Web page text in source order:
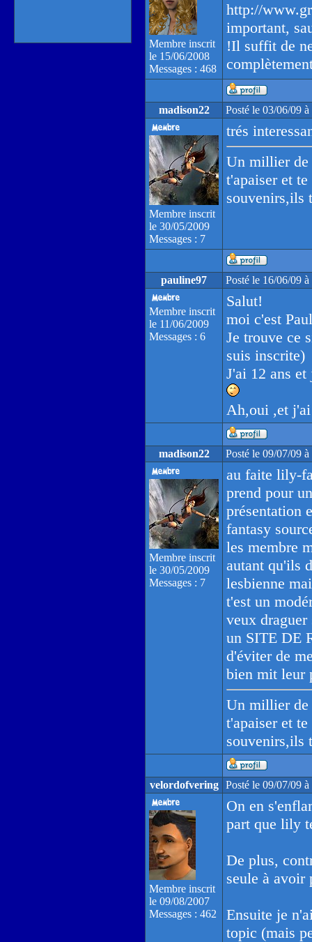
Membre inscrit
le 15/06/2008
Messages : 468
http://
important,
!Il suffit de
madison22 Posté le 03/06/09
Membre inscrit
le 30/05/2009
Messages : 7
trés
Un millier de
t'apaiser et
souvenirs,ils
pauline97 Posté le 16/06/09
Membre inscrit
le 11/06/2009
Messages : 6
Salut!
moi c'est
Je trouve ce
suis inscrite)
J'ai 12 ans
Ah,oui ,et
madison22 Posté le 09/07/09
Membre inscrit
le 30/05/2009
Messages : 7
au faite lily-
prend pour
présentation
fantasy
les membre
autant qu'ils
lesbienne
t'est un
veux
un SITE DE
d'éviter de
bien mit leur
Un millier de
t'apaiser et
souvenirs,ils
velordofvering Posté le 09/07/09
Membre inscrit
le 09/08/2007
Messages : 462
On en
part que lily
De plus,
seule à avoir
Ensuite je
topic (mais